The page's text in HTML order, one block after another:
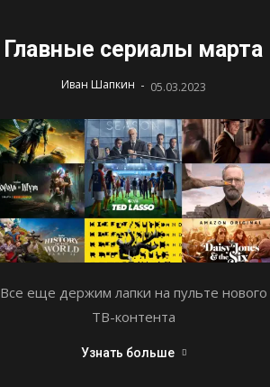
Главные сериалы марта
Иван Шапкин - 05.03.2023
Все еще держим лапки на пульте нового
ТВ-контента
Узнать больше